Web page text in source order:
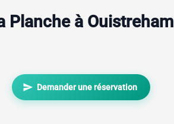
Planche à Ouistreham
send Demander une réservation